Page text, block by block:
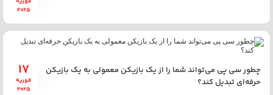
2025
17
فوریه
2025
چطور سی پی می‌تواند شما را از یک بازیکن معمولی به یک بازیکن
حرفه‌ای تبدیل کند؟